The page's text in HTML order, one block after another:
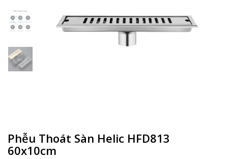
Phễu Thoát Sàn Helic HFD813
60x10cm